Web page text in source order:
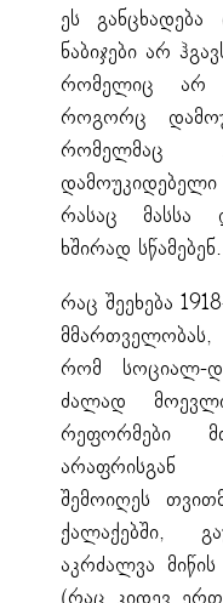
ეს
ნაბიჯები არ
რომელიც არ
როგორც
რომელმაც
რასაც მასსა
ხშირად სწამებენ.
რაც შეეხება
რომ სოციალ-
ძალად
რეფორმები
არაფრისგან
შემოიღეს
ქალაქებში,
აკრძალვა
(რაც კიდევ